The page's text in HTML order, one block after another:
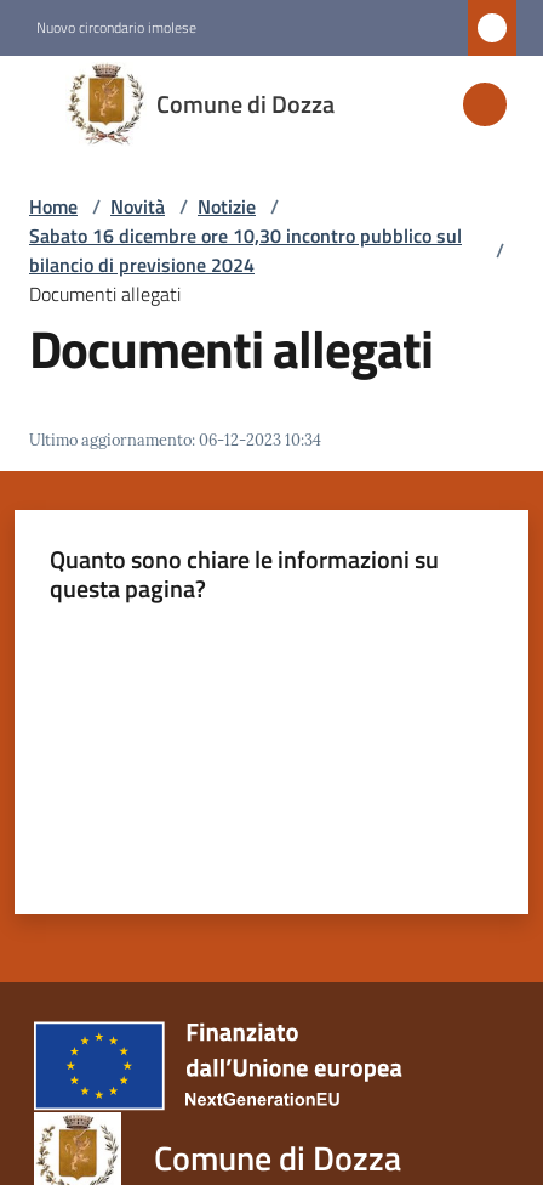
Nuovo circondario imolese
Comune di Dozza
Comune
di
Dozza
Amministrazione
Novità
Menu selezionato
Dozza
su
Home / Novità / Notizie /
Sabato 16 dicembre ore 10,30 incontro pubblico sul
bilancio di previsione 2024
/
Documenti allegati
Documenti allegati
Ultimo aggiornamento:06-12-2023 10:34
Quanto sono chiare le informazioni su
questa pagina?
Comune di Dozza